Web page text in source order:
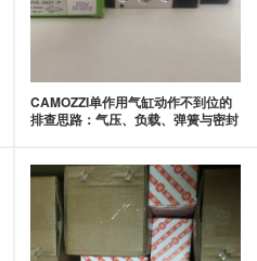
CAMOZZI单作用气缸动作不到位的
排查思路：气压、负载、弹簧与密封